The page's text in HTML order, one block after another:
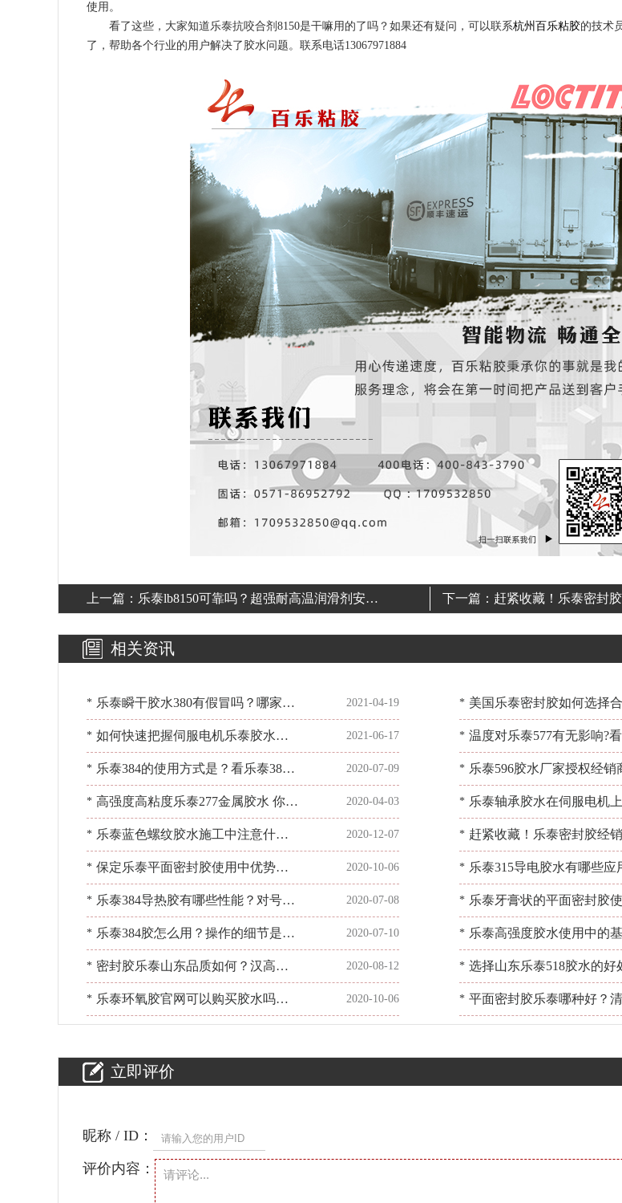
使用。
看了这些，大家知道乐泰抗咬合剂8150是干嘛用的了吗？如果还有疑问，可以联系杭州百乐粘胶的技术
了，帮助各个行业的用户解决了胶水问题。联系电话13067971884
上一篇： 乐泰lb8150可靠吗？超强耐高温润滑剂安利
下一篇： 赶紧收藏！乐泰密封
相关资讯
* 乐泰瞬干胶水380有假冒吗？哪家销
售的是假冒？[百乐粘胶]
2021-04-19 * 美国乐泰密封胶如何选择
号使用？问[百乐粘胶]
* ​如何快速把握伺服电机乐泰胶水方
案，看[百乐粘胶]
2021-06-17 * 温度对乐泰577有无影响?
道了！[百乐粘胶]
* 乐泰384的使用方式是？看乐泰384
技术资料了解[百乐粘胶]
2020-07-09 * 乐泰596胶水厂家授权经销
水的特点情况[百乐粘胶]
* 高强度高粘度乐泰277金属胶水 你想
拥有吗？[百乐粘胶]
2020-04-03 * 乐泰轴承胶水在伺服电机
[百乐粘胶]
* 乐泰蓝色螺纹胶水施工中注意什
么？问[百乐粘胶]
2020-12-07 * 赶紧收藏！乐泰密封胶经
粘胶]指出优质密封胶的这
* 保定乐泰平面密封胶使用中优势是
什么？[百乐粘胶]用一对一胶指导
2020-10-06 * 乐泰315导电胶水有哪些应
有什么产品特点？[百乐粘
* 乐泰384导热胶有哪些性能？对号入
座效果更好[百乐粘胶]
2020-07-08 * 乐泰牙膏状的平面密封胶
反应如何？[百乐粘胶]不讲
* 乐泰384胶怎么用？操作的细节是什
么？[百乐粘胶]
2020-07-10 * 乐泰高强度胶水使用中的
如何？[百乐粘胶]来讲解
* 密封胶乐泰山东品质如何？汉高乐
泰品质保障[百乐粘胶]
2020-08-12 * 选择山东乐泰518胶水的好
些？选胶找[百乐粘胶]
* 乐泰环氧胶官网可以购买胶水吗？ 2020-10-06 * 平面密封胶乐泰哪种好？
立即评价
昵称 / ID：
评价内容：